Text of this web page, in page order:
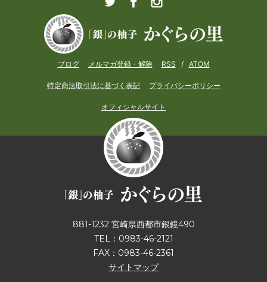
ブログ メルマガ登録・解除 RSS / ATOM
特定商法取引法に基づく表記 プライバシーポリシー
オフィシャルサイト
881-1232 宮崎県西都市銀鏡490
TEL：0983-46-2121
FAX：0983-46-2361
サイトマップ